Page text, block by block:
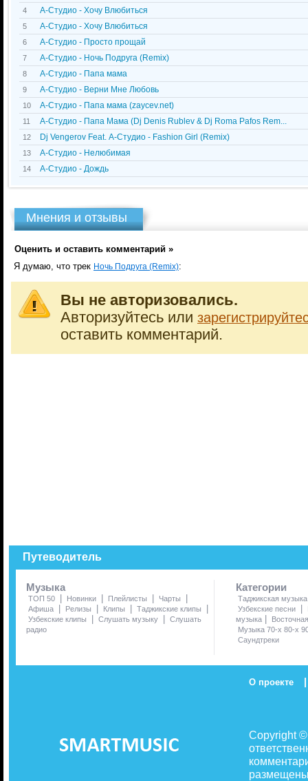
4 А-Студио - Хочу Влюбиться
5 А-Студио - Хочу Влюбиться
6 А-Студио - Просто прощай
7 А-Студио - Ночь Подруга (Remix)
8 А-Студио - Папа мама
9 А-Студио - Верни Мне Любовь
10 А-Студио - Папа мама (zaycev.net)
11 А-Студио - Папа Мама (Dj Denis Rublev & Dj Roma Pafos Rem...
12 Dj Vengerov Feat. А-Студио - Fashion Girl (Remix)
13 А-Студио - Нелюбимая
14 А-Студио - Дождь
Мнения и отзывы
Оценить и оставить комментарий »
Я думаю, что трек Ночь Подруга (Remix):
Вы не авторизовались.
Авторизуйтесь или
оставить комментарий.
Путеводитель
Музыка
ТОП 50 | Новинки | Плейлисты | Чарты |
Афиша | Релизы | Клипы | Таджикские клипы |
Узбекские клипы | Слушать музыку | Слушать
радио
Категории
Таджикская музыка
Узбекские песни
|
музыка |
Музыка 70-х 80-х
Саундтреки
О проекте |
Copyright
размещены